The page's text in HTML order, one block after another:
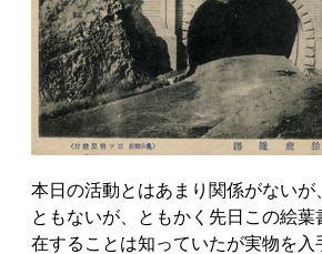
本日の活動とはあまり関係がないが
ともないが、ともかく先日この絵
在することは知っていたが実物を入